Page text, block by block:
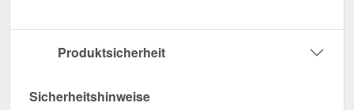
Produktsicherheit
Sicherheitshinweise